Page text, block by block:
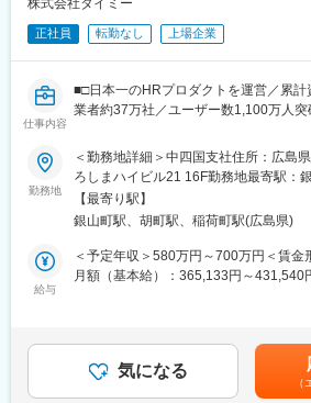
初任給も年々アップしています。
【長期就業のための手厚いサポート】
・育児休暇取得率100％(※くるみんマ
らの復帰率100％
・持株会や確定拠出年金などの資産
変更の範囲：会社の定める業務
■主な取引先■
・精密機器メーカー
など
※ご希望の勤務地に沿って、派遣先を決
ご希望の勤務地やキャリア形成に沿う
きます。（頻繁な配置転換や、意向に
ません）
■補足：
同社では多くのエンジニアが大手メー
■同社の魅力点：
【経営の安定】
・自己資本比率65.8％で経営安定(※通
株式会社タイミー
正社員 転勤なし 上場企業
仕事内容
■□日本一のHRプロダクトを運営／累
業者約37万社／ユーザー数1,100万人
■当社の営業戦略／スタイル
・企業の経営課題／人的課題の解決に
ンサルティング要素の強いポジションで
・時には新たなビジネスモデルを創出
クトオーナーとして市場価値を飛躍的
す
■ミッション
当社の事業成長を牽引する中核として
を行い、経営課題の解決を推進をサポ
勤務地
＜勤務地詳細＞中四国支社住所：広島
ろしまハイビル21 16F勤務地最寄駅：
地内喫煙可能場所あり
【最寄り駅】
銀山町駅、胡町駅、稲荷町駅(広島県)
給与
＜予定年収＞580万円～700万円＜賃金
月額（基本給）：365,133円～431,540
想定年収構成：ベース給与 ＋ 賞与※対
Incentiveを追加支給※年2回の人事考課
くまでも目安の金額であり、選考を通
気になる